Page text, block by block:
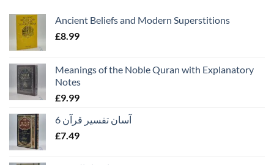
Ancient Beliefs and Modern Superstitions
£8.99
Meanings of the Noble Quran with Explanatory
Notes
£9.99
آسان تفسیر قرآن 6
£7.49